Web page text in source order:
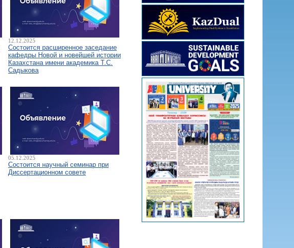
12.12.2025
Состоится расширенное заседание
кафедры Новой и новейшей истории
Казахстана имени академика Т.С.
Садыкова
05.12.2025
Состоится научный семинар при
Диссертационном совете